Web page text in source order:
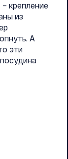
крепление
из
А
эти